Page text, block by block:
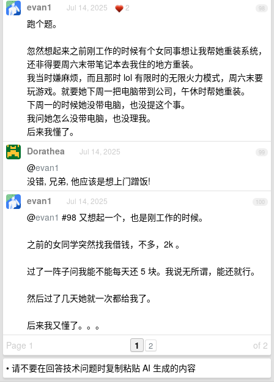
98
evan1 Jul 14, 2025 2
跑个题。
忽然想起来之前刚工作的时候有个女同事想让我帮她重装系统，
还非得要周六末带笔记本去我住的地方重装。
我当时嫌麻烦，而且那时 lol 有限时的无限火力模式，周六末要
玩游戏。就要她下周一把电脑带到公司，午休时帮她重装。
下周一的时候她没带电脑，也没提这个事。
我问她怎么没带电脑，也没理我。
后来我懂了。
99
Dorathea Jul 14, 2025
@evan1
没错, 兄弟, 他应该是想上门蹭饭!
100
evan1 Jul 14, 2025
@evan1 #98 又想起一个，也是刚工作的时候。
之前的女同学突然找我借钱，不多，2k 。
过了一阵子问我能不能每天还 5 块。我说无所谓，能还就行。
然后过了几天她就一次都给我了。
后来我又懂了。。。
Page 1
of 2
1 2
• 请不要在回答技术问题时复制粘贴 AI 生成的内容